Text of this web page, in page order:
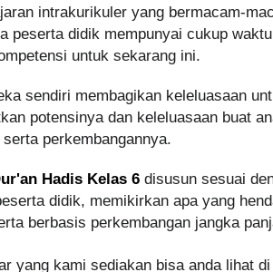
intrakurikuler yang bermacam-
peserta didik mempunyai cukup
untuk sekarang ini.
sendiri membagikan keleluasaan
potensinya dan keleluasaan buat
perkembangannya.
Hadis Kelas 6 disusun sesuai
didik, memikirkan apa yang
berbasis perkembangan jangka
yang kami sediakan bisa anda lihat